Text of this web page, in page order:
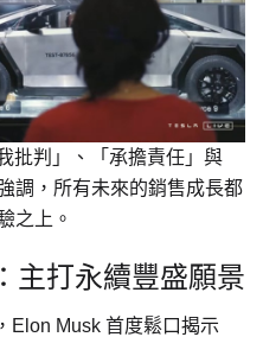
批判」、「承擔責任」與
調，所有未來的銷售成長都
之上。
主打永續豐盛願景
Elon Musk 首度鬆口揭示